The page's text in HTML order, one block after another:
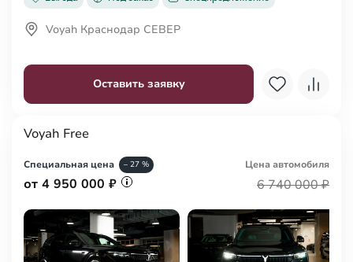
Оставить заявку
Voyah Краснодар СЕВЕР
Voyah Free
Специальная цена – 27 %
от 4 950 000 ₽
Цена автомобиля
6 740 000 ₽